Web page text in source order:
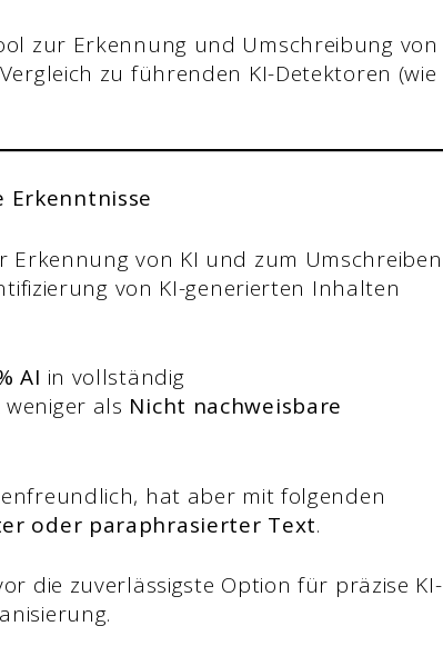
zur Erkennung und Umschreibung von
zu führenden KI-Detektoren (wie
Erkenntnisse
Erkennung von KI und zum Umschreiben
von KI-generierten Inhalten
AI in vollständig
als Nicht nachweisbare
hat aber mit folgenden
oder paraphrasierter Text.
die zuverlässigste Option für präzise KI-